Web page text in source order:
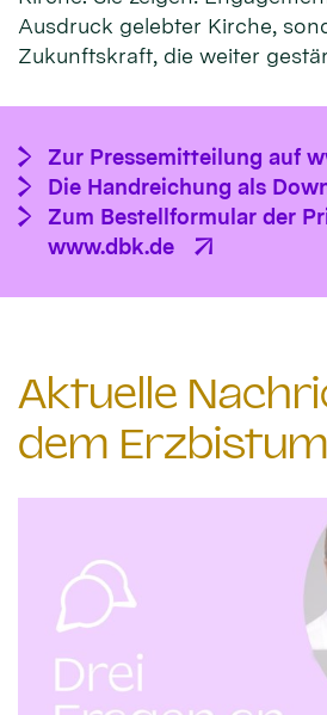
Ausdruck gelebter Kirche,
Zukunftskraft, die weiter
Zur Pressemitteilung auf
Die Handreichung als
Zum Bestellformular der
www.dbk.de
Aktuelle
dem